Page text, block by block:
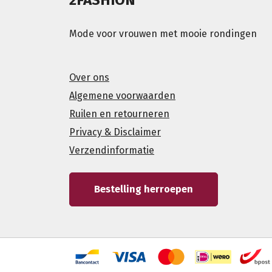
Mode voor vrouwen met mooie rondingen
Over ons
Algemene voorwaarden
Ruilen en retourneren
Privacy & Disclaimer
Verzendinformatie
Bestelling herroepen